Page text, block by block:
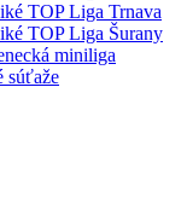
TOP Liga Trnava
TOP Liga Šurany
miniliga
súťaže